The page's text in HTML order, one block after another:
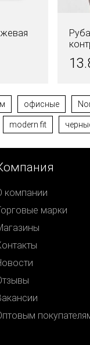
офисные
modern fit
компании
марки